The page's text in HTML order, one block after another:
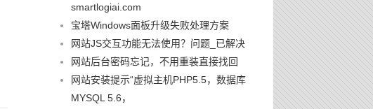
smartlogiai.com
宝塔Windows面板升级失败处理方案
网站JS交互功能无法使用？问题_已解决
网站后台密码忘记，不用重装直接找回
网站安装提示“虚拟主机PHP5.5，数据库
MYSQL 5.6，